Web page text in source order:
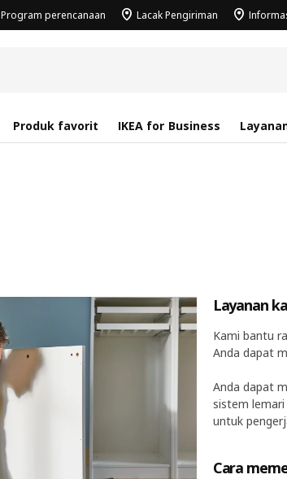
Program perencanaan Lacak Pengiriman
Produk favorit IKEA for Business
Layanan
Kami bantu
Anda dapat
Anda dapat
sistem lemari
untuk
Cara